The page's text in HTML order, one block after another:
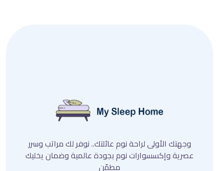
وجهتك الأولى لراحة نوم عائلتك.. نوفر لك مراتب وسرر
عصرية وإكسسوارات نوم بجودة عالمية وضمان يخليك
مطمّن